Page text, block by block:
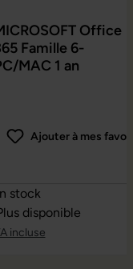
Office
Famille 6-
MAC 1 an
moyenne de 0 sur 5
Ajouter à mes
stock
disponible
incluse